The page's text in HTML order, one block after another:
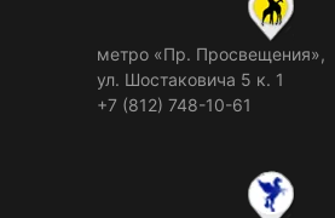
метро «Пр. Просвещения»,
ул. Шостаковича 5 к. 1
+7 (812) 748-10-61